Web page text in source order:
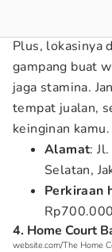
Plus, lokasinya
gampang buat
jaga stamina.
tempat jualan,
keinginan kamu.
Alamat:
Selatan,
Perkiraan
4. Home Court
website.com/The Home